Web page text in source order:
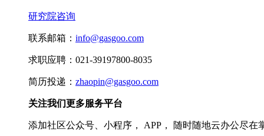
研究院咨询
联系邮箱： info@gasgoo.com
求职应聘：021-39197800-8035
简历投递： zhaopin@gasgoo.com
关注我们更多服务平台
添加社区公众号、小程序， APP， 随时随地云办公尽在